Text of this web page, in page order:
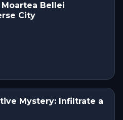
Bellei
City
Mystery: Infiltrate a